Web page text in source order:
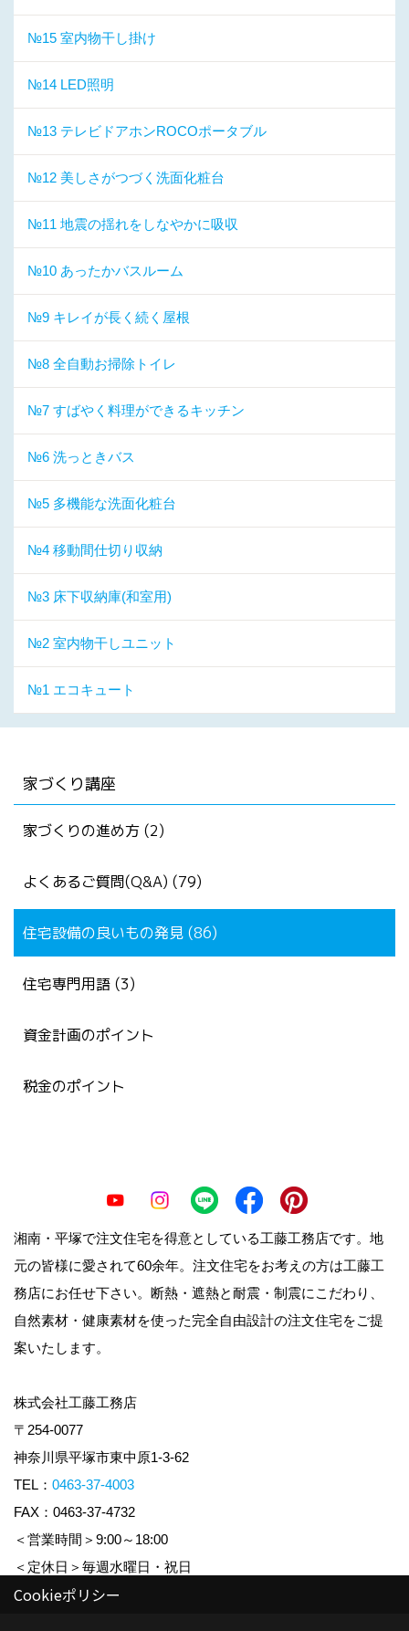
№15 室内物干し掛け
№14 LED照明
№13 テレビドアホンROCOポータブル
№12 美しさがつづく洗面化粧台
№11 地震の揺れをしなやかに吸収
№10 あったかバスルーム
№9 キレイが長く続く屋根
№8 全自動お掃除トイレ
№7 すばやく料理ができるキッチン
№6 洗っときバス
№5 多機能な洗面化粧台
№4 移動間仕切り収納
№3 床下収納庫(和室用)
№2 室内物干しユニット
№1 エコキュート
家づくり講座
家づくりの進め方 (2)
よくあるご質問(Q&A) (79)
住宅設備の良いもの発見 (86)
住宅専門用語 (3)
資金計画のポイント
税金のポイント
湘南・平塚で注文住宅を得意としている工藤工務店です。地
元の皆様に愛されて60余年。注文住宅をお考えの方は工藤工
務店にお任せ下さい。断熱・遮熱と耐震・制震にこだわり、
自然素材・健康素材を使った完全自由設計の注文住宅をご提
案いたします。
株式会社工藤工務店
〒254-0077
神奈川県平塚市東中原1-3-62
TEL： 0463-37-4003
FAX：0463-37-4732
＜営業時間＞9:00～18:00
＜定休日＞毎週水曜日・祝日
Cookieポリシー